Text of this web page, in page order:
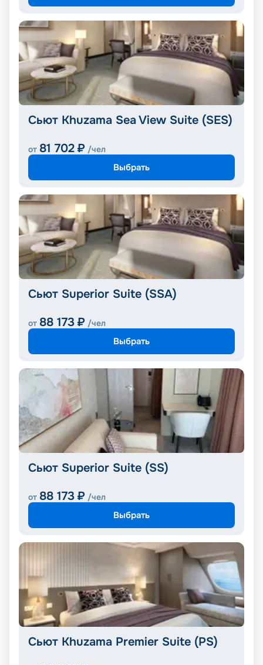
Сьют Khuzama Sea View Suite (SES)
от 81 702 ₽ /чел
Выбрать
Сьют Superior Suite (SSA)
от 88 173 ₽ /чел
Выбрать
Сьют Superior Suite (SS)
от 88 173 ₽ /чел
Выбрать
Сьют Khuzama Premier Suite (PS)